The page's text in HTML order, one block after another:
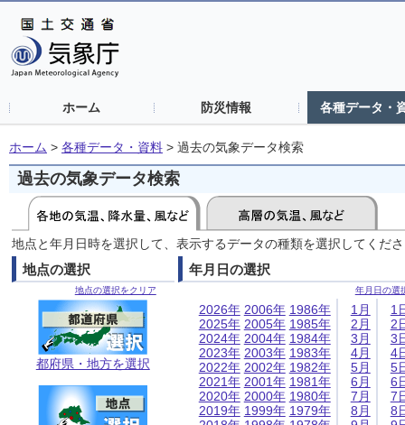
ホーム 防災情報 各種データ・
ホーム > 各種データ・資料 > 過去の気象データ検索
過去の気象データ検索
地点と年月日時を選択して、表示するデータの種類を選択してくだ
地点の選択
地点の選択をクリア
都府県・地方を選択
年月日の選択
年月日の選
2026年
2025年
2024年
2023年
2022年
2021年
2020年
2019年
2006年
2005年
2004年
2003年
2002年
2001年
2000年
1999年
1986年
1985年
1984年
1983年
1982年
1981年
1980年
1979年
1月
2月
3月
4月
5月
6月
7月
8月
1
2
3
4
5
6
7
8